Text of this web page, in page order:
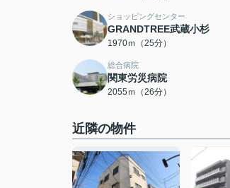
ショッピングセンター
GRANDTREE武蔵小杉
1970ｍ（25分）
総合病院
関東労災病院
2055ｍ（26分）
近隣の物件